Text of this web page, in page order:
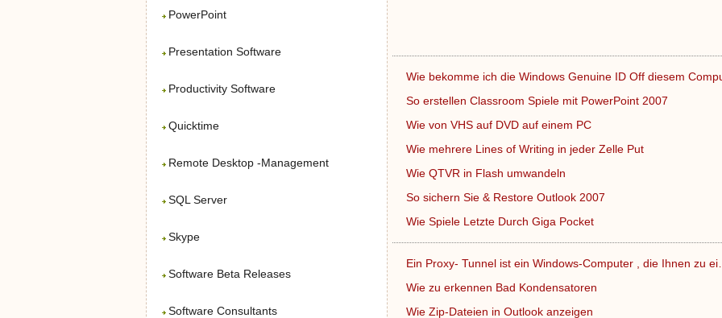
PowerPoint
Presentation Software
Productivity Software
Quicktime
Remote Desktop -Management
SQL Server
Skype
Software Beta Releases
Software Consultants
Wie bekomme ich die Windows Genuine ID Off diesem
So erstellen Classroom Spiele mit PowerPoint 2007
Wie von VHS auf DVD auf einem PC
Wie mehrere Lines of Writing in jeder Zelle Put
Wie QTVR in Flash umwandeln
So sichern Sie & Restore Outlook 2007
Wie Spiele Letzte Durch Giga Pocket
Ein Proxy- Tunnel ist ein Windows-Computer , die Ihnen zu ei…
Wie zu erkennen Bad Kondensatoren
Wie Zip-Dateien in Outlook anzeigen